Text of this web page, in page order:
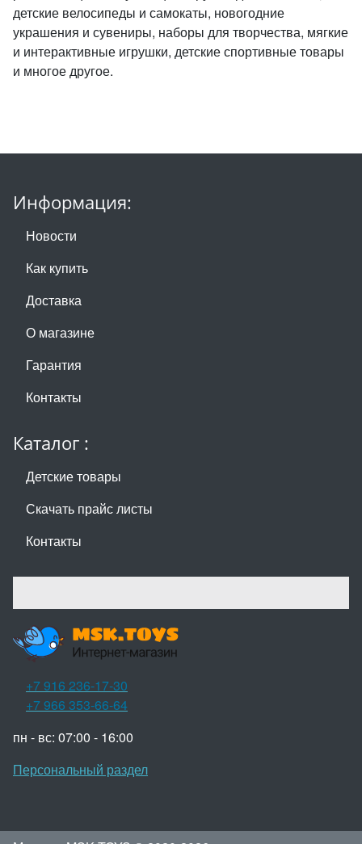
детские велосипеды и самокаты, новогодние
украшения и сувениры, наборы для творчества, мягкие
и интерактивные игрушки, детские спортивные товары
и многое другое.
Информация:
Новости
Как купить
Доставка
О магазине
Гарантия
Контакты
Каталог :
Детские товары
Скачать прайс листы
Контакты
+7 916 236-17-30
+7 966 353-66-64
пн - вс: 07:00 - 16:00
Персональный раздел